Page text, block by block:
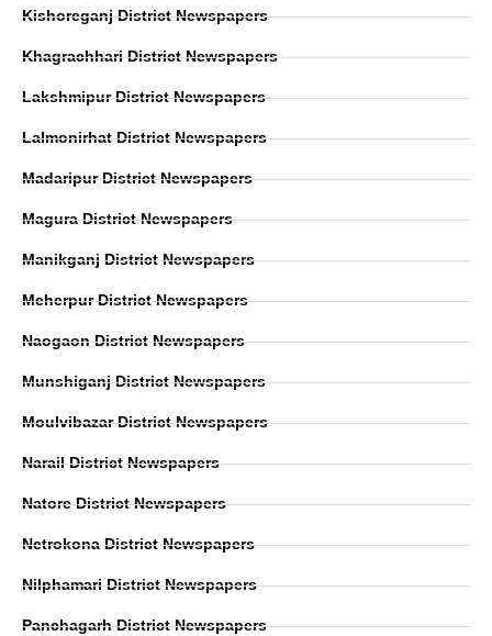
Kishoreganj District Newspapers
Khagrachhari District Newspapers
Lakshmipur District Newspapers
Lalmonirhat District Newspapers
Madaripur District Newspapers
Magura District Newspapers
Manikganj District Newspapers
Meherpur District Newspapers
Naogaon District Newspapers
Munshiganj District Newspapers
Moulvibazar District Newspapers
Narail District Newspapers
Natore District Newspapers
Netrokona District Newspapers
Nilphamari District Newspapers
Panchagarh District Newspapers